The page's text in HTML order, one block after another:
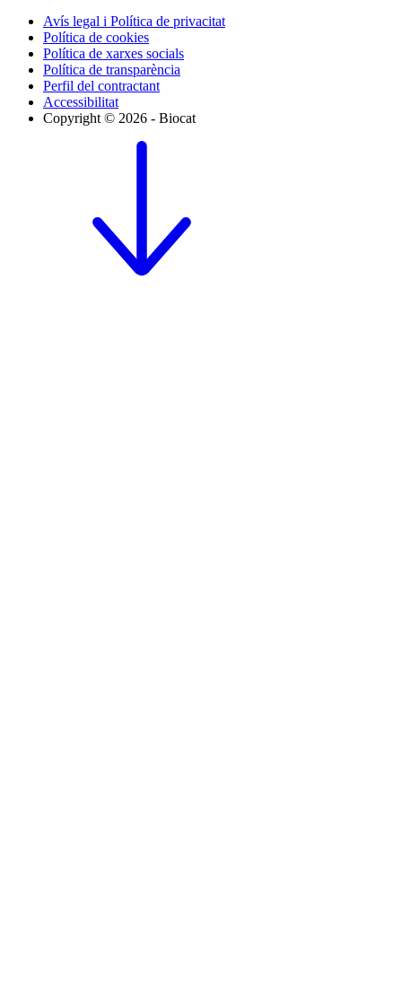
Avís legal i Política de privacitat
Política de cookies
Política de xarxes socials
Política de transparència
Perfil del contractant
Accessibilitat
Copyright © 2026 - Biocat